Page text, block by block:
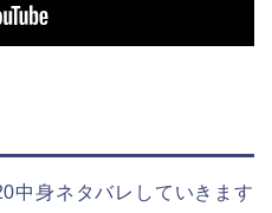
中身ネタバレしていきます